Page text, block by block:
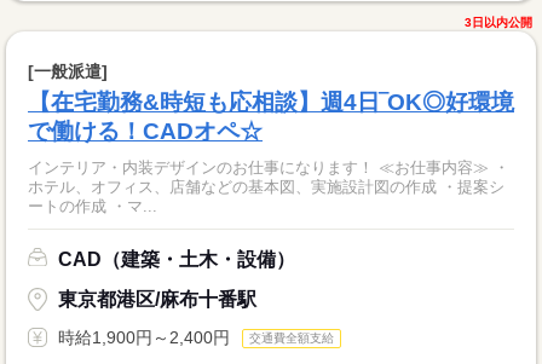
3日以内公開
[一般派遣]
【在宅勤務&時短も応相談】週4日‾OK◎好環境
で働ける！CADオペ☆
インテリア・内装デザインのお仕事になります！ ≪お仕事内容≫ ・
ホテル、オフィス、店舗などの基本図、実施設計図の作成 ・提案シ
ートの作成 ・マ...
CAD（建築・土木・設備）
東京都港区/麻布十番駅
時給1,900円～2,400円 交通費全額支給